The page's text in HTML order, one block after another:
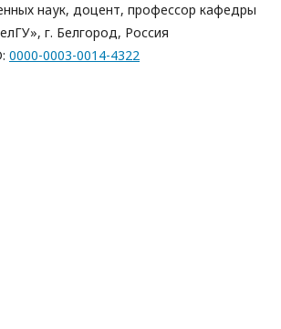
наук, доцент, профессор кафедры
г. Белгород, Россия
0000-0003-0014-4322